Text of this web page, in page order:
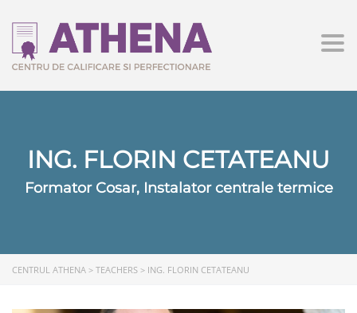
ING. FLORIN CETATEANU
Formator Cosar, Instalator centrale termice
CENTRUL ATHENA > TEACHERS > ING. FLORIN CETATEANU